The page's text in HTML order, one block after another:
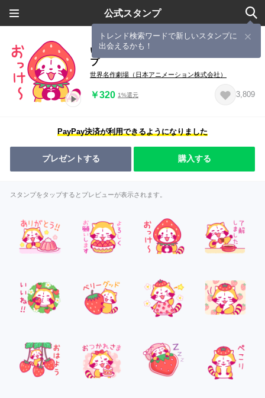
公式スタンプ
トレンド検索ワードで新しいスタンプに
出会えるかも！
いちごラスカル☆手軽にお返事スタン
プ
世界名作劇場（日本アニメーション株式会社）
￥320 1%還元 3,809
PayPay決済が利用できるようになりました
プレゼントする 購入する
スタンプをタップするとプレビューが表示されます。